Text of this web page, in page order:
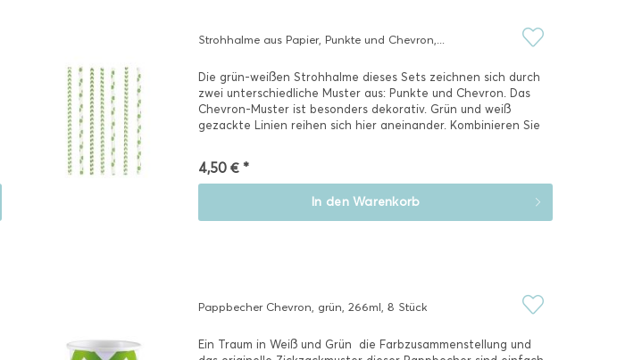
Strohhalme aus Papier, Punkte und Chevron,...
Die grün-weißen Strohhalme dieses Sets zeichnen sich durch
zwei unterschiedliche Muster aus: Punkte und Chevron. Das
Chevron-Muster ist besonders dekorativ. Grün und weiß
gezackte Linien reihen sich hier aneinander. Kombinieren Sie
4,50 € *
In den Warenkorb
Pappbecher Chevron, grün, 266ml, 8 Stück
Ein Traum in Weiß und Grün  die Farbzusammenstellung und